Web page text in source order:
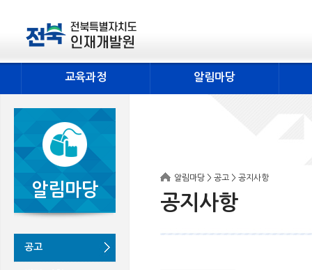
교육과정 알림마당
알림마당
공고
알림마당 > 공고 > 공지사항
공지사항